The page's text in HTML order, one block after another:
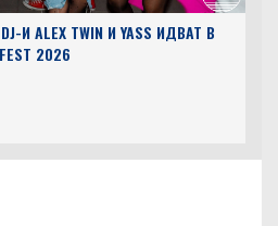
И ALEX TWIN И YASS ИДВАТ В
2026